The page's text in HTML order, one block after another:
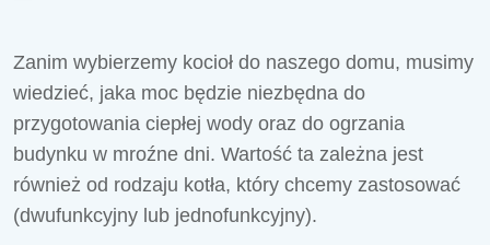
Zanim wybierzemy kocioł do naszego domu, musimy
wiedzieć, jaka moc będzie niezbędna do
przygotowania ciepłej wody oraz do ogrzania
budynku w mroźne dni. Wartość ta zależna jest
również od rodzaju kotła, który chcemy zastosować
(dwufunkcyjny lub jednofunkcyjny).